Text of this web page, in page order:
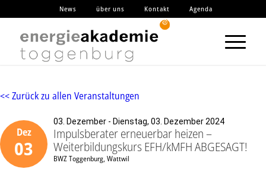
News über uns Kontakt Agenda
<< Zurück zu allen Veranstaltungen
Dez
03
03. Dezember - Dienstag, 03. Dezember 2024
Impulsberater erneuerbar heizen –
Weiterbildungskurs EFH/kMFH ABGESAGT!
BWZ Toggenburg, Wattwil